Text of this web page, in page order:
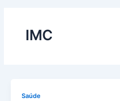
IMC
Saúde